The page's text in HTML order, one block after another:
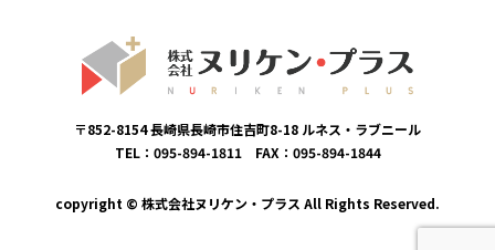
〒852-8154 長崎県長崎市住吉町8-18 ルネス・ラブニール
TEL：095-894-1811 FAX：095-894-1844
copyright © 株式会社ヌリケン・プラス All Rights Reserved.